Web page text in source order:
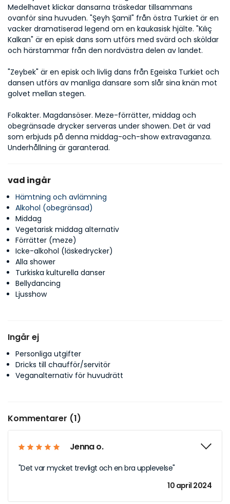
Medelhavet klickar dansarna träskedar tillsammans
ovanför sina huvuden. "Şeyh Şamil" från östra Turkiet är en
vacker dramatiserad legend om en kaukasisk hjälte. "Kılıç
Kalkan" är en episk dans som utförs med svärd och sköldar
och härstammar från den nordvästra delen av landet.
"Zeybek" är en episk och livlig dans från Egeiska Turkiet och
dansen utförs av manliga dansare som slår sina knän mot
golvet mellan stegen.
Folkakter. Magdansöser. Meze-förrätter, middag och
obegränsade drycker serveras under showen. Det är vad
som erbjuds på denna middag-och-show extravaganza.
Underhållning är garanterad.
vad ingår
Hämtning och avlämning
Alkohol (obegränsad)
Middag
Vegetarisk middag alternativ
Förrätter (meze)
Icke-alkohol (läskedrycker)
Alla shower
Turkiska kulturella danser
Bellydancing
Ljusshow
Ingår ej
Personliga utgifter
Dricks till chaufför/servitör
Veganalternativ för huvudrätt
Kommentarer (1)
Jenna o.
"Det var mycket trevligt och en bra upplevelse"
10 april 2024